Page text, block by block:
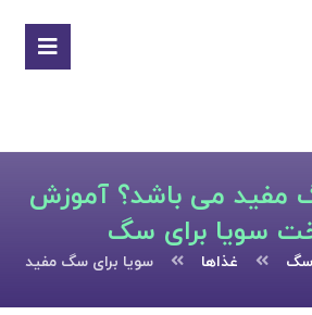
مفید می باشد؟ آموزش
سویا برای سگ
سگ غذاها سویا برای سگ مفید